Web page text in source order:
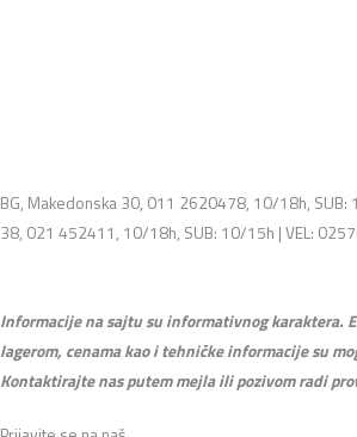
BG, Makedonska 30, 011 2620478, 10/18h, SUB:
38, 021 452411, 10/18h, SUB: 10/15h | VEL:
Informacije na sajtu su informativnog karaktera.
lagerom, cenama kao i tehničke informacije su
Kontaktirajte nas putem mejla ili pozivom radi